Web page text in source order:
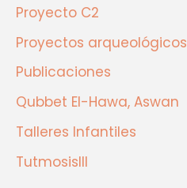
Proyecto C2
Proyectos arqueológicos
Publicaciones
Qubbet El-Hawa, Aswan
Talleres Infantiles
TutmosisIII